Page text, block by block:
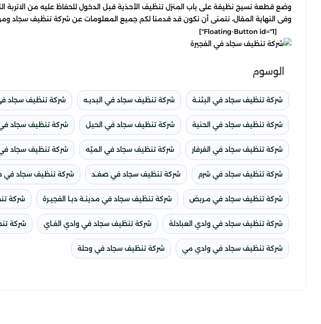
وضع قطعة نسيج نظيفة على باب المنزل تنظيف الأحذية قبل الدخول للحفاظ عليه من الاتربة
وفى النهاية المقال، نتمنى أن نكون قد قدمنا لكم جميع المعلومات عن شركة تنظيف سجاد
[Floating-Button id="1"]
الوسوم
شركة تنظيف سجاد في البثنـة شركة تنظيف سجاد في البديـه شركة تنظيف سجاد
شركة تنظيف سجاد في الحنية شركة تنظيف سجاد في الحيل شركة تنظيف سجاد في
شركة تنظيف سجاد في الفرفار شركة تنظيف سجاد في الميّه شركة تنظيف سجاد في
شركة تنظيف سجاد في شرم شركة تنظيف سجاد في صفـد شركة تنظيف سجاد في
شركة تنظيف سجاد في مـربض شركة تنظيف سجاد في مدينـة دبـا الفجيـرة شركة
شركة تنظيف سجاد في وادي العبادلة شركة تنظيف سجاد في وادي الفـاي شركة
شركة تنظيف سجاد في وادي مي شركة تنظيف سجاد في وحلة